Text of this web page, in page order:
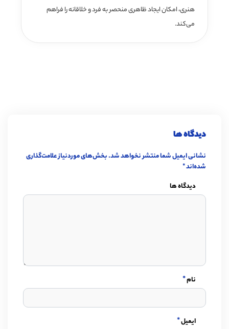
هنری، امکان ایجاد ظاهری منحصر به فرد و خلاقانه را فراهم
می‌کند.
دیدگاه ها
نشانی ایمیل شما منتشر نخواهد شد.بخش‌های موردنیاز علامت‌گذاری
شده‌اند*
دیدگاه ها
نام*
ایمیل*